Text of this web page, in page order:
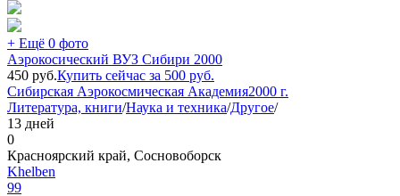
+ Ещё 0 фото
Аэрокосический ВУЗ Сибири 2000
450 руб.Купить сейчас за 500 руб.
Сибирская Аэрокосмическая Академия2000 г.
Литература, книги/Наука и техника/Другое/
13 дней
0
Красноярский край, Сосновоборск
Khelben
99